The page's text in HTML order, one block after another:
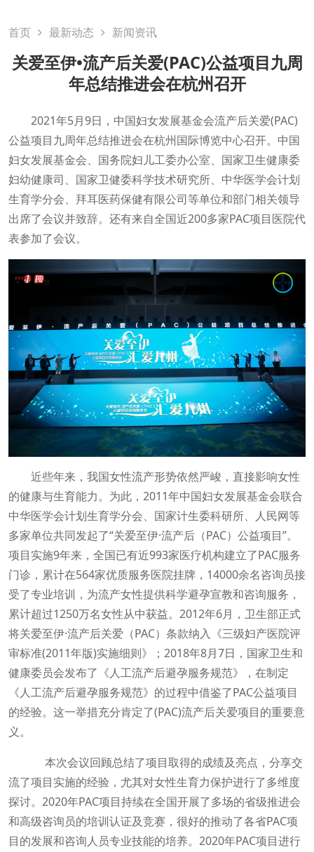
首页 最新动态 新闻资讯
关爱至伊•流产后关爱(PAC)公益项目九周
年总结推进会在杭州召开
2021年5月9日，中国妇女发展基金会流产后关爱(PAC)
公益项目九周年总结推进会在杭州国际博览中心召开。中国
妇女发展基金会、国务院妇儿工委办公室、国家卫生健康委
妇幼健康司、国家卫健委科学技术研究所、中华医学会计划
生育学分会、拜耳医药保健有限公司等单位和部门相关领导
出席了会议并致辞。还有来自全国近200多家PAC项目医院代
表参加了会议。
近些年来，我国女性流产形势依然严峻，直接影响女性
的健康与生育能力。为此，2011年中国妇女发展基金会联合
中华医学会计划生育学分会、国家计生委科研所、人民网等
多家单位共同发起了“关爱至伊·流产后（PAC）公益项目”。
项目实施9年来，全国已有近993家医疗机构建立了PAC服务
门诊，累计在564家优质服务医院挂牌，14000余名咨询员接
受了专业培训，为流产女性提供科学避孕宣教和咨询服务，
累计超过1250万名女性从中获益。2012年6月，卫生部正式
将关爱至伊·流产后关爱（PAC）条款纳入《三级妇产医院评
审标准(2011年版)实施细则》；2018年8月7日，国家卫生和
健康委员会发布了《人工流产后避孕服务规范》，在制定
《人工流产后避孕服务规范》的过程中借鉴了PAC公益项目
的经验。这一举措充分肯定了(PAC)流产后关爱项目的重要意
义。
本次会议回顾总结了项目取得的成绩及亮点，分享交
流了项目实施的经验，尤其对女性生育力保护进行了多维度
探讨。2020年PAC项目持续在全国开展了多场的省级推进会
和高级咨询员的培训认证及竞赛，很好的推动了各省PAC项
目的发展和咨询人员专业技能的培养。2020年PAC项目进行